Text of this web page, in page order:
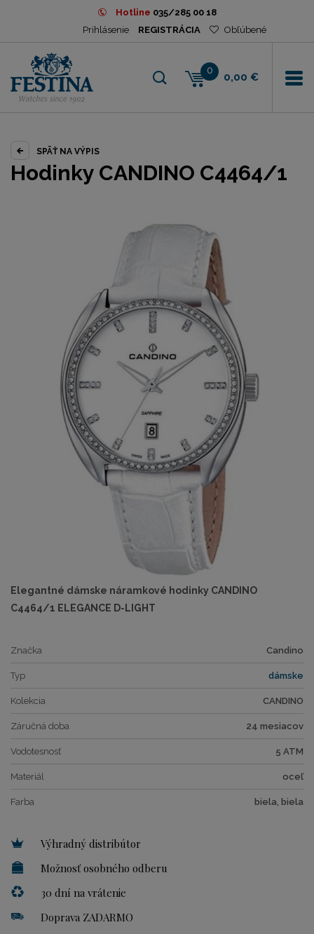
Hotline 035/285 00 18
Prihlásenie
REGISTRÁCIA Obľúbené
0
0,00 €
SPÄŤ NA VÝPIS
Hodinky CANDINO C4464/1
Elegantné dámske náramkové hodinky CANDINO
C4464/1 ELEGANCE D-LIGHT
Značka Candino
Typ dámske
Kolekcia CANDINO
Záručná doba 24 mesiacov
Vodotesnosť 5 ATM
Materiál oceľ
Farba biela, biela
Výhradný distribútor
Možnosť osobného odberu
30 dní na vrátenie
Doprava ZADARMO